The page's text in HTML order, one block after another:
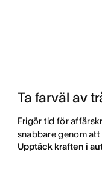
Ta farväl av
Frigör tid för
snabbare genom
Upptäck kraften i